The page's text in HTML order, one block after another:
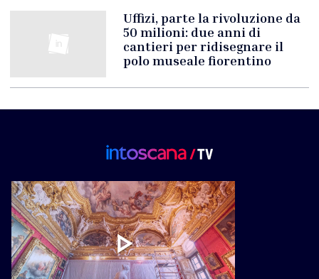
Uffizi, parte la rivoluzione da
50 milioni: due anni di
cantieri per ridisegnare il
polo museale fiorentino